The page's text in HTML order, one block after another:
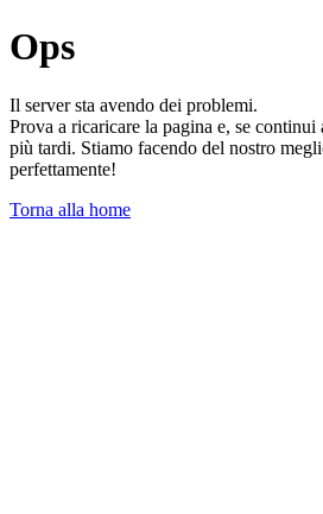
Ops
Il server sta avendo dei problemi.
Prova a ricaricare la pagina e, se
più tardi. Stiamo facendo del nostro
perfettamente!
Torna alla home